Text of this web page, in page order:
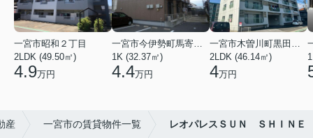
一宮市昭和２丁目
2LDK (49.50㎡)
4.9万円
一宮市今伊勢町馬寄字福塚前
1K (32.37㎡)
4.4万円
一宮市木曽川町黒田五ノ通り
2LDK (46.14㎡)
4万円
産 一宮市の賃貸物件一覧 レオパレスＳＵＮ ＳＨＩＮＥ